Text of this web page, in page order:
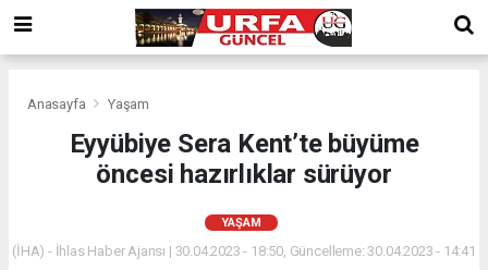
Anasayfa Yaşam
Eyyübiye Sera Kent’te büyüme
öncesi hazırlıklar sürüyor
YAŞAM
(İHA) - İhlas Haber Ajansı | 30.04.2023 - 18:50, Güncelleme: 30.04.2023 - 14:41